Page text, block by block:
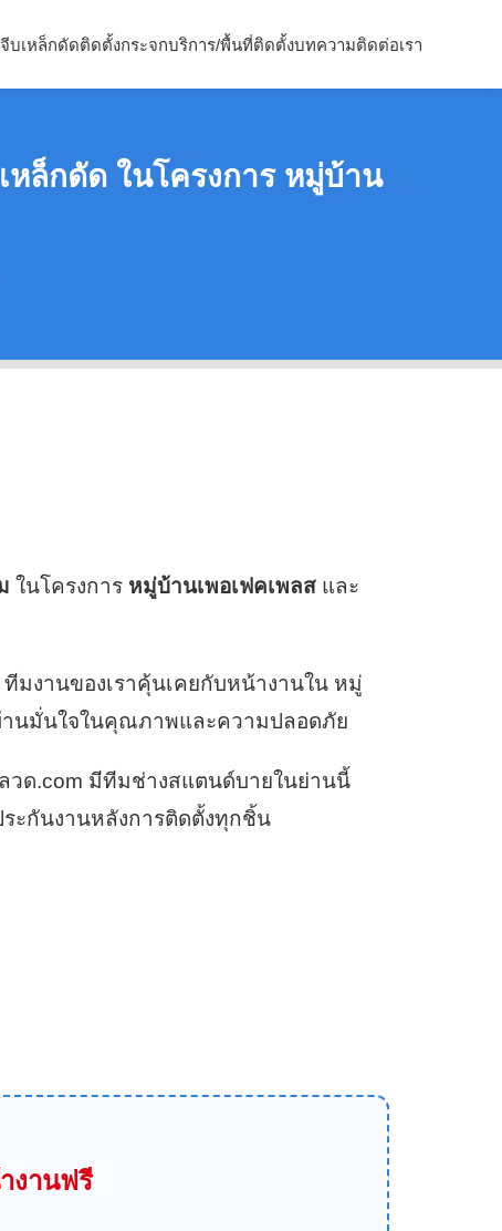
บเหล็กดัดติดตั้งกระจกบริการ/พื้นที่ติดตั้งบทความติดต่อเรา
หล็กดัด ในโครงการ หมู่บ้าน
ในโครงการ หมู่บ้านเพอเฟคเพลส และ
ทีมงานของเราคุ้นเคยกับหน้างานใน หมู่
านมั่นใจในคุณภาพและความปลอดภัย
วด.com มีทีมช่างสแตนด์บายในย่านนี้
ระกันงานหลังการติดตั้งทุกชิ้น
งานฟรี